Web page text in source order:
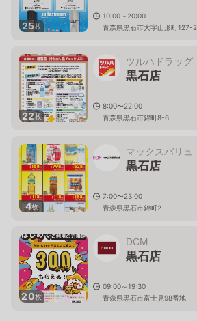
25枚
10:00～20:00
青森県黒石市大字山形町127-2
22枚
ツルハドラッグ
黒石店
8:00〜22:00
青森県黒石市錦町8-6
4枚
マックスバリュ
黒石店
7:00〜23:00
青森県黒石市錦町2
20枚
DCM
黒石店
09:00～19:30
青森県黒石市富士見98番地